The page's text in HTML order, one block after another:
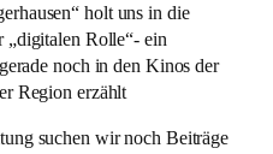
holt uns in die
„digitalen Rolle“- ein
noch in den Kinos der
Region erzählt
suchen wir noch Beiträge